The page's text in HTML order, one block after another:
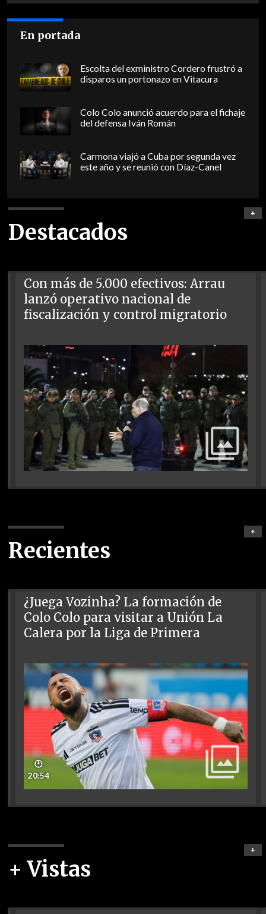
En portada
Escolta del exministro Cordero frustró a
disparos un portonazo en Vitacura
Colo Colo anunció acuerdo para el fichaje
del defensa Iván Román
Carmona viajó a Cuba por segunda vez
este año y se reunió con Díaz-Canel
Destacados
+
Con más de 5.000 efectivos: Arrau
lanzó operativo nacional de
fiscalización y control migratorio
Recientes
+
¿Juega Vozinha? La formación de
Colo Colo para visitar a Unión La
Calera por la Liga de Primera
🕑
20:54
+ Vistas
+